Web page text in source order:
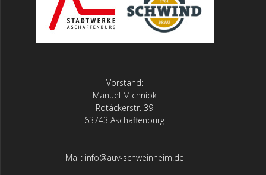
Vorstand:
Manuel Michniok
Rotäckerstr. 39
63743 Aschaffenburg
Mail: info@auv-schweinheim.de